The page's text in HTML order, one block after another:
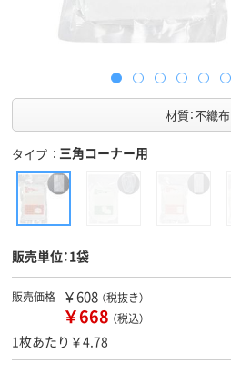
材質：不織布
タイプ 三角コーナー用
販売単位：1袋
販売価格 ￥608 （税抜き）
￥668 （税込）
1枚あたり￥4.78